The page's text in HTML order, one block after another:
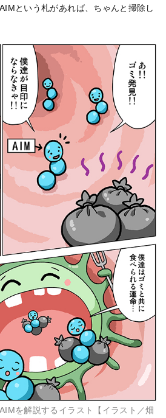
という札があれば、ちゃんと掃除し
を解説するイラスト【イラスト／畑